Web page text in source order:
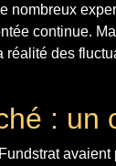
nombreux
continue.
des
: un